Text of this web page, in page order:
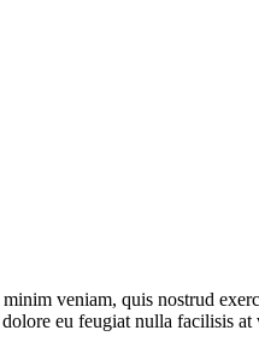
veniam, quis nostrud
eu feugiat nulla facilisis at